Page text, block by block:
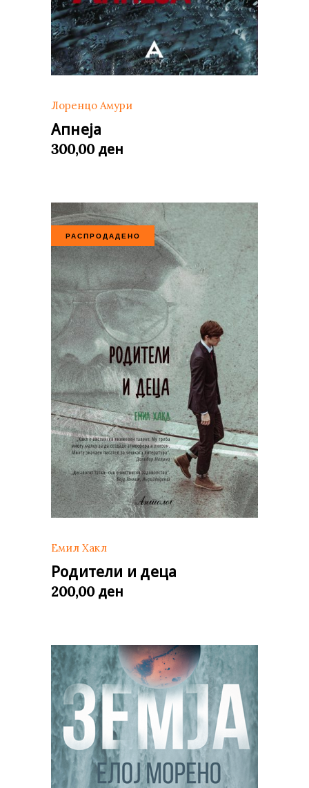
Лоренцо Амури
Апнеја
300,00 ден
РАСПРОДАДЕНО
Емил Хакл
Родители и деца
200,00 ден